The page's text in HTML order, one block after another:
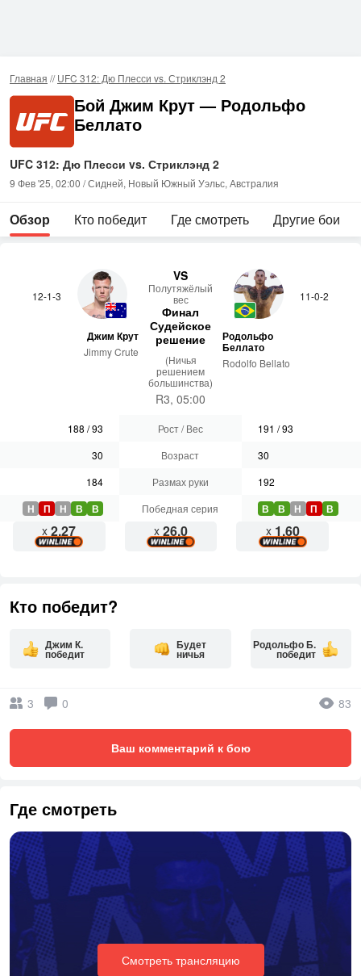
Главная //UFC 312: Дю Плесси vs. Стриклэнд 2
Бой Джим Крут — Родольфо
Беллато
UFC 312: Дю Плесси vs. Стриклэнд 2
9 Фев '25, 02:00 / Сидней, Новый Южный Уэльс, Австралия
Обзор Кто победит Где смотреть Другие бои
12-1-3
Джим Крут
Jimmy Crute
VS
По­лутя­жёлый
вес
Финал
Судейское
решение
(Ничья
решением
большинства)
R3, 05:00
11-0-2
Родольфо
Беллато
Rodolfo Bellato
188 /93
30
184
Н П Н В В
Рост / Вес
Возраст
Размах руки
Победная серия
191 /93
30
192
В В Н П В
x 2.27 x 26.0 x 1.60
Кто победит?
Джим К.
победит
Будет
ничья
Родольфо Б.
победит
3 0 83
Ваш комментарий к бою
Где смотреть
Смотреть трансляцию